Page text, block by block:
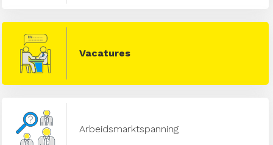
Vacatures
Arbeidsmarktspanning